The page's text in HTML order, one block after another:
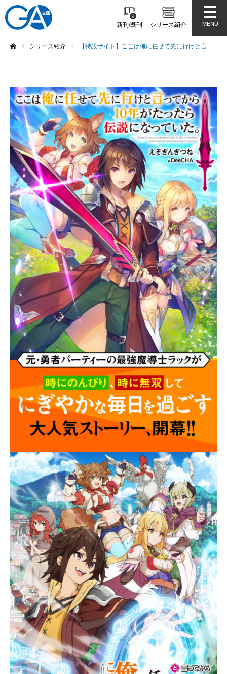
新刊/既刊 シリーズ紹介 MENU
シリーズ紹介 【特設サイト】ここは俺に任せて先に行けと言ってから10年がたったら伝説になっていた。